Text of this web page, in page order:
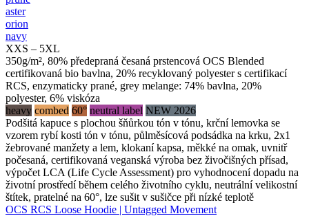
aster
orion
navy
XXS – 5XL
350g/m², 80% předepraná česaná prstencová OCS Blended
certifikovaná bio bavlna, 20% recyklovaný polyester s certifikací
RCS, enzymaticky prané, grey melange: 74% bavlna, 20%
polyester, 6% viskóza
heavy combed 60° neutral label NEW 2026
Podšitá kapuce s plochou šňůrkou tón v tónu, krční lemovka se
vzorem rybí kosti tón v tónu, půlměsícová podsádka na krku, 2x1
žebrované manžety a lem, klokaní kapsa, měkké na omak, uvnitř
počesaná, certifikovaná veganská výroba bez živočišných přísad,
výpočet LCA (Life Cycle Assessment) pro vyhodnocení dopadu na
životní prostředí během celého životního cyklu, neutrální velikostní
štítek, pratelné na 60°, lze sušit v sušičce při nízké teplotě
OCS RCS Loose Hoodie | Untagged Movement